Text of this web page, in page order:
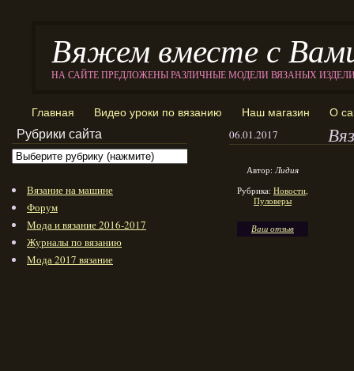
Вяжем вместе с
НА САЙТЕ ПРЕДЛОЖЕНЫ РАЗЛИЧНЫЕ МОДЕЛИ ВЯЗАНЫХ
Главная Видео уроки по вязанию Наш магазин О
06.01.2017
Автор:Лидия
Рубрика: Новости,
Пуловеры
Ваш отзыв
Рубрики сайта
Вязание на машине
Форум
Мода и вязание 2016-2017
Журналы по вязанию
Мода 2017 вязание